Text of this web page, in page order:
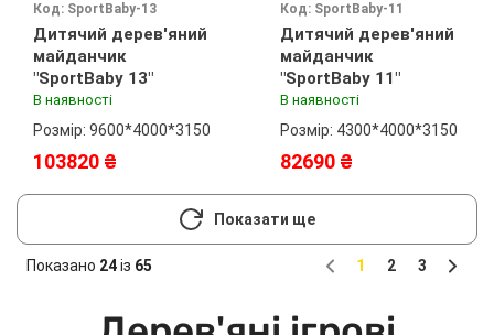
Код: SportBaby-13
Дитячий дерев'яний
майданчик
"SportBaby 13"
В наявності
Розмір: 9600*4000*3150
103820 ₴
Код: SportBaby-11
Дитячий дерев'яний
майданчик
"SportBaby 11"
В наявності
Розмір: 4300*4000*3150
82690 ₴
Показати ще
Показано 24із 65
1 2
3